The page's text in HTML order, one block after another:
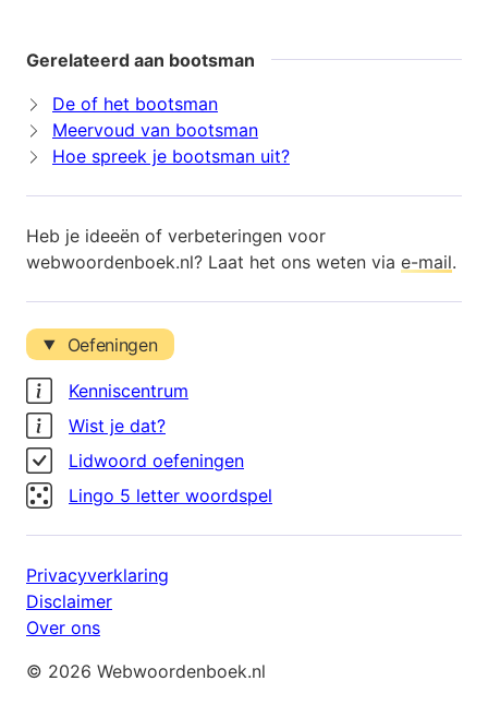
Gerelateerd aan bootsman
De of het bootsman
Meervoud van bootsman
Hoe spreek je bootsman uit?
Heb je ideeën of verbeteringen voor
webwoordenboek.nl? Laat het ons weten via e-mail.
Oefeningen
Kenniscentrum
Wist je dat?
Lidwoord oefeningen
Lingo 5 letter woordspel
Privacyverklaring
Disclaimer
Over ons
© 2026 Webwoordenboek.nl